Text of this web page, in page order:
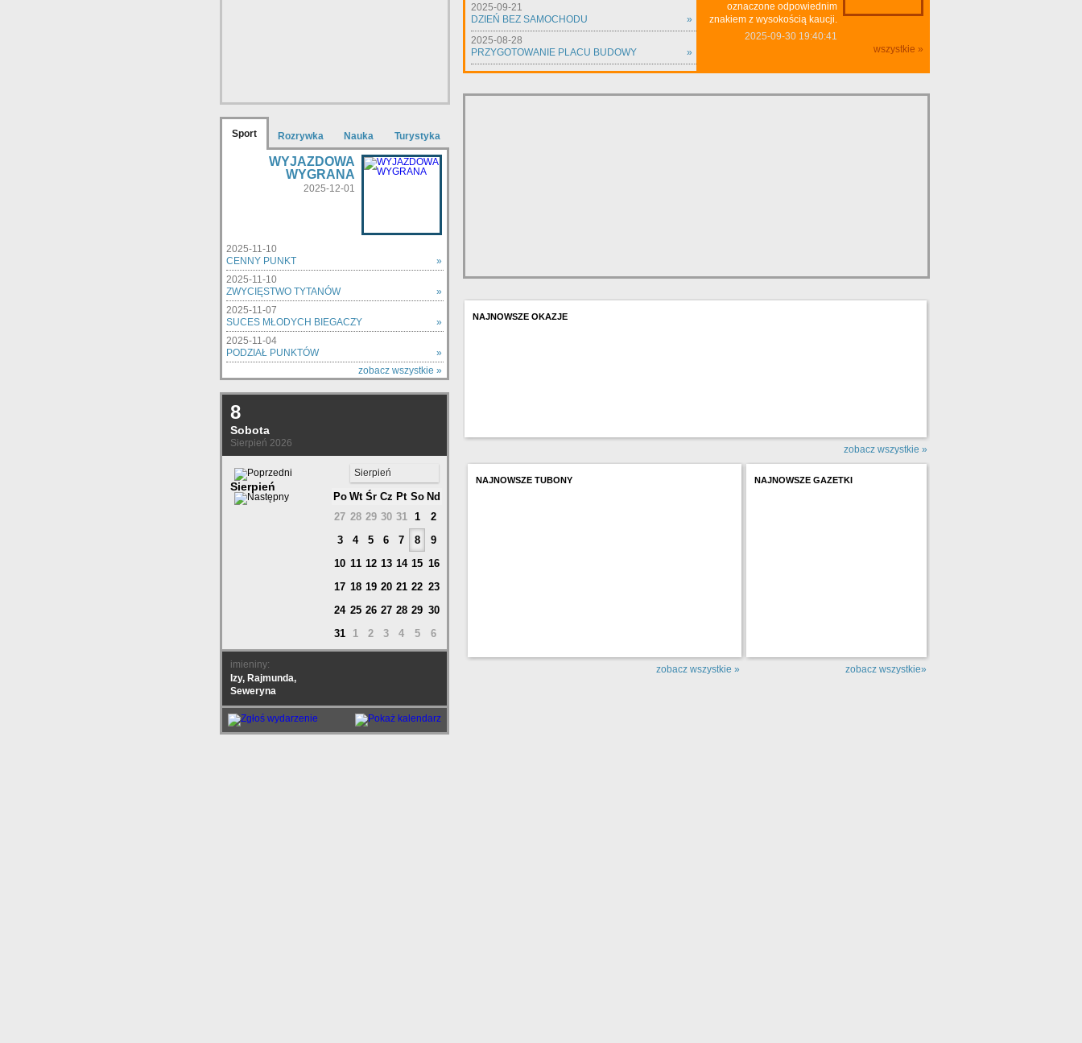
Sport Rozrywka Nauka Turystyka
WYJAZDOWA
WYGRANA
2025-12-01
2025-11-10
CENNY PUNKT
»
2025-11-10
ZWYCIĘSTWO TYTANÓW
»
2025-11-07
SUCES MŁODYCH BIEGACZY
»
2025-11-04
PODZIAŁ PUNKTÓW
»
zobacz wszystkie »
8
Sobota
Sierpień 2026
Sierpień
Sierpień
Po Wt Śr Cz Pt So Nd
27 28 29 30 31 1
2
3
4 5 6 7 8
9
10 11 12 13 14 15 16
17 18 19 20 21 22 23
24 25 26 27 28 29 30
31
1 2 3 4 5 6
imieniny:
Izy, Rajmunda,
Seweryna
2025-09-21
DZIEŃ BEZ SAMOCHODU
»
2025-08-28
PRZYGOTOWANIE PLACU BUDOWY
»
oznaczone odpowiednim
znakiem z wysokością kaucji.
2025-09-30 19:40:41
wszystkie »
NAJNOWSZE OKAZJE
zobacz wszystkie »
NAJNOWSZE TUBONY NAJNOWSZE GAZETKI
zobacz wszystkie » zobacz wszystkie»